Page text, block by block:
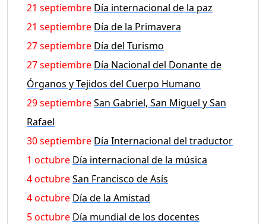
21 septiembre Día internacional de la paz
21 septiembre Día de la Primavera
27 septiembre Día del Turismo
27 septiembre Día Nacional del Donante de
Órganos y Tejidos del Cuerpo Humano
29 septiembreSan Gabriel, San Miguel y San
Rafael
30 septiembre Día Internacional del traductor
1 octubre Día internacional de la música
4 octubreSan Francisco de Asís
4 octubre Día de la Amistad
5 octubre Día mundial de los docentes